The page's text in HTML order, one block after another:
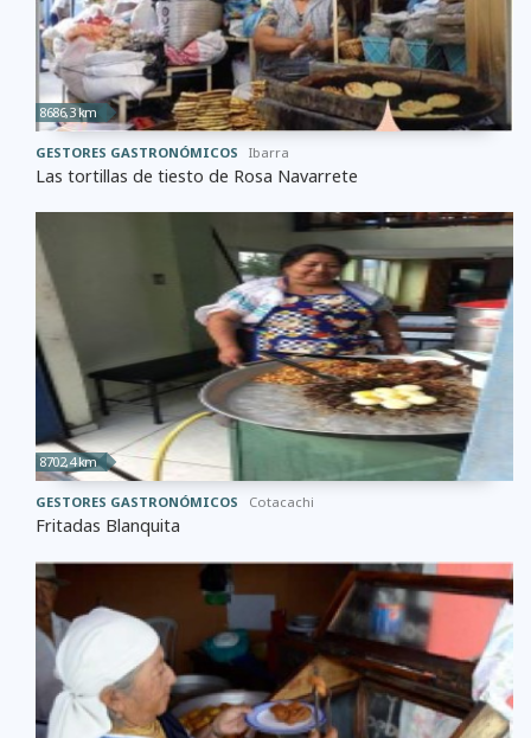
8686,3 km
GESTORES GASTRONÓMICOS Ibarra
Las tortillas de tiesto de Rosa Navarrete
8702,4 km
GESTORES GASTRONÓMICOS Cotacachi
Fritadas Blanquita